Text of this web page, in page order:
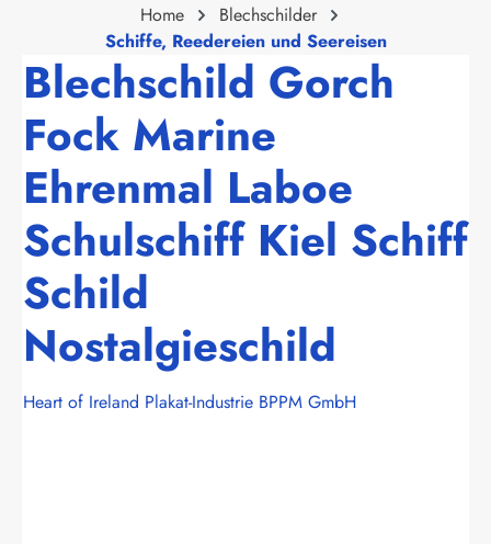
Home
Blechschilder
Schiffe, Reedereien und Seereisen
Blechschild Gorch
Fock Marine
Ehrenmal Laboe
Schulschiff Kiel Schiff
Schild
Nostalgieschild
Heart of Ireland Plakat-Industrie BPPM GmbH